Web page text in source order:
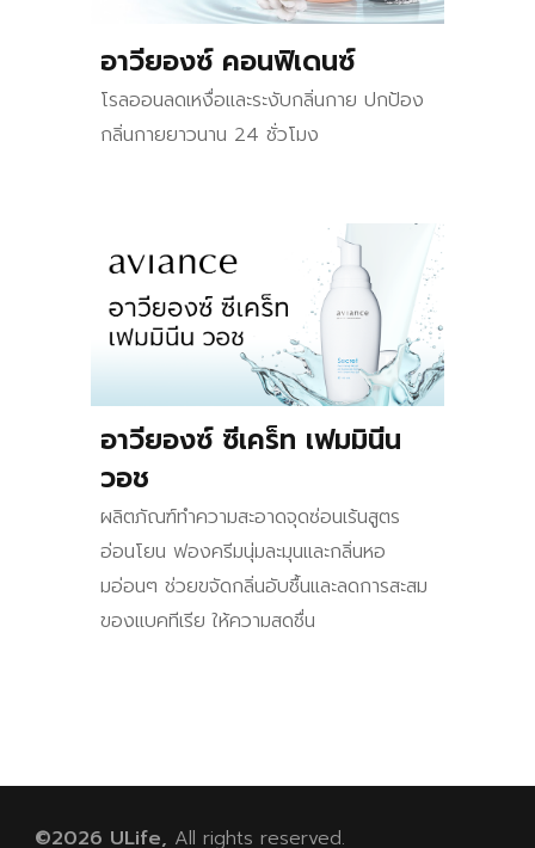
อาวียองซ์ คอนฟิเดนซ์
โรลออนลดเหงื่อและระงับกลิ่นกาย ปกป้อง
กลิ่นกายยาวนาน 24 ชั่วโมง
อาวียองซ์ ซีเคร็ท เฟมมินีน
วอช
ผลิตภัณฑ์ทำความสะอาดจุดซ่อนเร้นสูตร
อ่อนโยน ฟองครีมนุ่มละมุนและกลิ่นหอ
มอ่อนๆ ช่วยขจัดกลิ่นอับชื้นและลดการสะสม
ของแบคทีเรีย ให้ความสดชื่น
©2026 ULife, All rights reserved.